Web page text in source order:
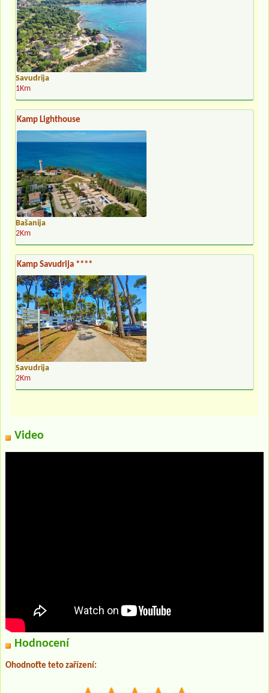
Savudrija
1Km
Kamp Lighthouse
Bašanija
2Km
Kamp Savudrija ****
Savudrija
2Km
Video
Hodnocení
Ohodnoťte teto zařízení: